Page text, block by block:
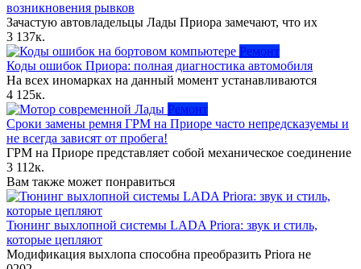
возникновения рывков
Зачастую автовладельцы Лады Приора замечают, что их
3 137к.
Ремонт
Коды ошибок Приора: полная диагностика автомобиля
На всех иномарках на данный момент устанавливаются
4 125к.
Ремонт
Сроки замены ремня ГРМ на Приоре часто непредсказуемы и
не всегда зависят от пробега!
ГРМ на Приоре представляет собой механическое соединение
3 112к.
Вам также может понравиться
Тюнинг выхлопной системы LADA Priora: звук и стиль,
которые цепляют
Модификация выхлопа способна преобразить Priora не